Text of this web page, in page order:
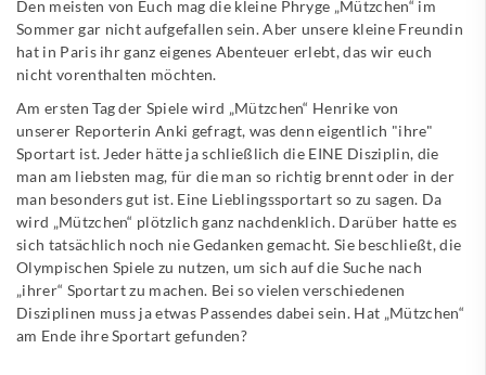
Den meisten von Euch mag die kleine Phryge „Mützchen“ im
Sommer gar nicht aufgefallen sein. Aber unsere kleine Freundin
hat in Paris ihr ganz eigenes Abenteuer erlebt, das wir euch
nicht vorenthalten möchten.
Am ersten Tag der Spiele wird „Mützchen“ Henrike von
unserer Reporterin Anki gefragt, was denn eigentlich "ihre"
Sportart ist. Jeder hätte ja schließlich die EINE Disziplin, die
man am liebsten mag, für die man so richtig brennt oder in der
man besonders gut ist. Eine Lieblingssportart so zu sagen. Da
wird „Mützchen“ plötzlich ganz nachdenklich. Darüber hatte es
sich tatsächlich noch nie Gedanken gemacht. Sie beschließt, die
Olympischen Spiele zu nutzen, um sich auf die Suche nach
„ihrer“ Sportart zu machen. Bei so vielen verschiedenen
Disziplinen muss ja etwas Passendes dabei sein. Hat „Mützchen“
am Ende ihre Sportart gefunden?